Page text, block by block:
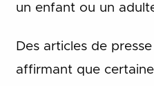
un enfant ou un
Des articles de
affirmant que